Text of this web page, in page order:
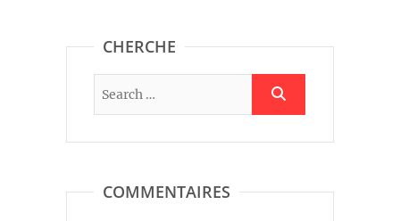
CHERCHE
COMMENTAIRES